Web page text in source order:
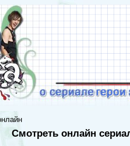
Смотреть онлайн